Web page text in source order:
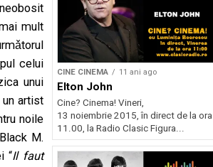
mult
celui
unui
un artist
noile
M.
“Il faut
CINE CINEMA 11 ani ago
Elton John
Cine? Cinema! Vineri,
13 noiembrie 2015, în direct de la ora
11.00, la Radio Clasic Figura...